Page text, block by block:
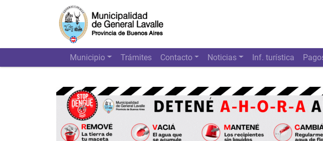
Municipio Trámites Contacto Noticias Inf. turística